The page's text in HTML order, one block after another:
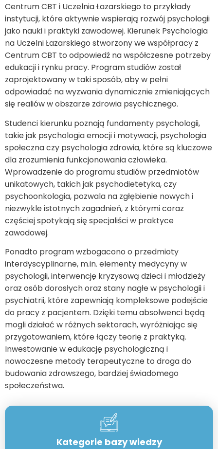
Centrum CBT i Uczelnia Łazarskiego to przykłady
instytucji, które aktywnie wspierają rozwój psychologii
jako nauki i praktyki zawodowej. Kierunek Psychologia
na Uczelni Łazarskiego stworzony we współpracy z
Centrum CBT to odpowiedź na współczesne potrzeby
edukacji i rynku pracy. Program studiów został
zaprojektowany w taki sposób, aby w pełni
odpowiadać na wyzwania dynamicznie zmieniających
się realiów w obszarze zdrowia psychicznego.
Studenci kierunku poznają fundamenty psychologii,
takie jak psychologia emocji i motywacji, psychologia
społeczna czy psychologia zdrowia, które są kluczowe
dla zrozumienia funkcjonowania człowieka.
Wprowadzenie do programu studiów przedmiotów
unikatowych, takich jak psychodietetyka, czy
psychoonkologia, pozwala na zgłębienie nowych i
niezwykle istotnych zagadnień, z którymi coraz
częściej spotykają się specjaliści w praktyce
zawodowej.
Ponadto program wzbogacono o przedmioty
interdyscyplinarne, m.in. elementy medycyny w
psychologii, interwencję kryzysową dzieci i młodzieży
oraz osób dorosłych oraz stany nagłe w psychologii i
psychiatrii, które zapewniają kompleksowe podejście
do pracy z pacjentem. Dzięki temu absolwenci będą
mogli działać w różnych sektorach, wyróżniając się
przygotowaniem, które łączy teorię z praktyką.
Inwestowanie w edukację psychologiczną i
nowoczesne metody terapeutyczne to droga do
budowania zdrowszego, bardziej świadomego
społeczeństwa.
Kategorie bazy wiedzy